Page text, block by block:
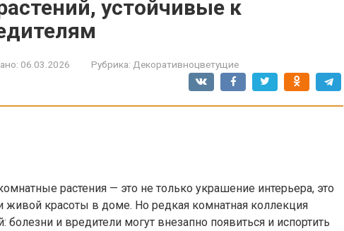
устойчивые к
06.03.2026 Рубрика: Декоративноцветущие
растения — это не только украшение интерьера, это
живой красоты в доме. Но редкая комнатная коллекция
болезни и вредители могут внезапно появиться и испортить